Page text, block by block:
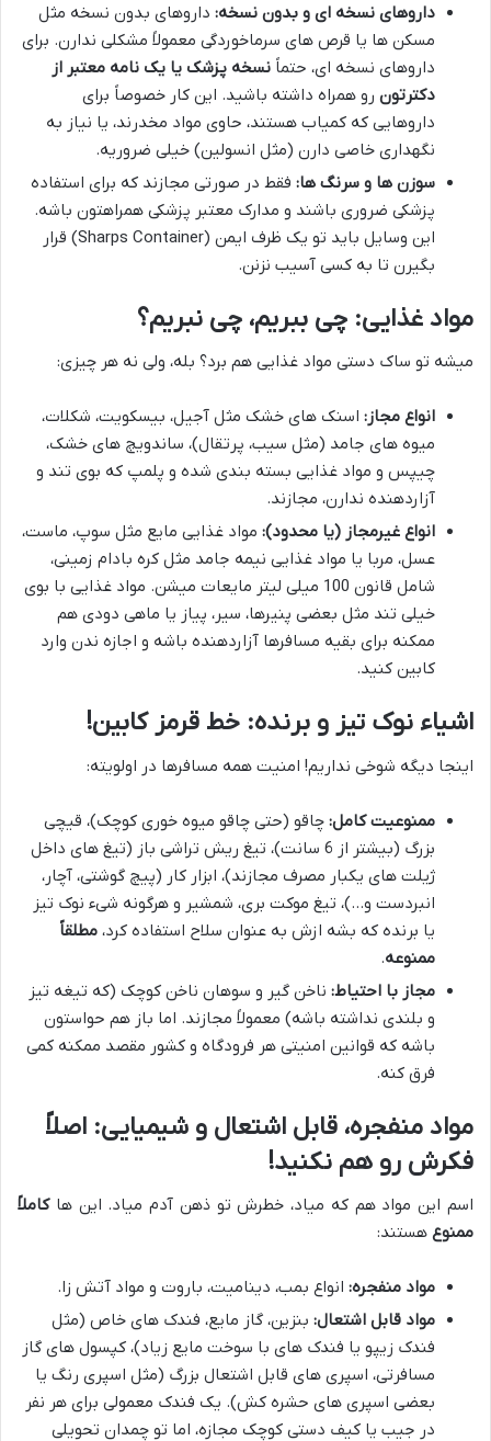
داروهای نسخه ای و بدون نسخه: داروهای بدون نسخه مثل
مسکن ها یا قرص های سرماخوردگی معمولاً مشکلی ندارن. برای
داروهای نسخه ای، حتماً نسخه پزشک یا یک نامه معتبر از
دکترتون رو همراه داشته باشید. این کار خصوصاً برای
داروهایی که کمیاب هستند، حاوی مواد مخدرند، یا نیاز به
نگهداری خاصی دارن (مثل انسولین) خیلی ضروریه.
سوزن ها و سرنگ ها: فقط در صورتی مجازند که برای استفاده
پزشکی ضروری باشند و مدارک معتبر پزشکی همراهتون باشه.
این وسایل باید تو یک ظرف ایمن (Sharps Container) قرار
بگیرن تا به کسی آسیب نزنن.
مواد غذایی: چی ببریم، چی نبریم؟
میشه تو ساک دستی مواد غذایی هم برد؟ بله، ولی نه هر چیزی:
انواع مجاز: اسنک های خشک مثل آجیل، بیسکویت، شکلات،
میوه های جامد (مثل سیب، پرتقال)، ساندویچ های خشک،
چیپس و مواد غذایی بسته بندی شده و پلمپ که بوی تند و
آزاردهنده ندارن، مجازند.
انواع غیرمجاز (یا محدود): مواد غذایی مایع مثل سوپ، ماست،
عسل، مربا یا مواد غذایی نیمه جامد مثل کره بادام زمینی،
شامل قانون 100 میلی لیتر مایعات میشن. مواد غذایی با بوی
خیلی تند مثل بعضی پنیرها، سیر، پیاز یا ماهی دودی هم
ممکنه برای بقیه مسافرها آزاردهنده باشه و اجازه ندن وارد
کابین کنید.
اشیاء نوک تیز و برنده: خط قرمز کابین!
اینجا دیگه شوخی نداریم! امنیت همه مسافرها در اولویته:
ممنوعیت کامل: چاقو (حتی چاقو میوه خوری کوچک)، قیچی
بزرگ (بیشتر از 6 سانت)، تیغ ریش تراشی باز (تیغ های داخل
ژیلت های یکبار مصرف مجازند)، ابزار کار (پیچ گوشتی، آچار،
انبردست و…)، تیغ موکت بری، شمشیر و هرگونه شیء نوک تیز
یا برنده که بشه ازش به عنوان سلاح استفاده کرد، مطلقاً
ممنوعه.
مجاز با احتیاط: ناخن گیر و سوهان ناخن کوچک (که تیغه تیز
و بلندی نداشته باشه) معمولاً مجازند. اما باز هم حواستون
باشه که قوانین امنیتی هر فرودگاه و کشور مقصد ممکنه کمی
فرق کنه.
مواد منفجره، قابل اشتعال و شیمیایی: اصلاً
فکرش رو هم نکنید!
اسم این مواد هم که میاد، خطرش تو ذهن آدم میاد. این هاکاملاً
ممنوع هستند:
مواد منفجره: انواع بمب، دینامیت، باروت و مواد آتش زا.
مواد قابل اشتعال: بنزین، گاز مایع، فندک های خاص (مثل
فندک زیپو یا فندک های با سوخت مایع زیاد)، کپسول های گاز
مسافرتی، اسپری های قابل اشتعال بزرگ (مثل اسپری رنگ یا
بعضی اسپری های حشره کش). یک فندک معمولی برای هر نفر
در جیب یا کیف دستی کوچک مجازه، اما تو چمدان تحویلی